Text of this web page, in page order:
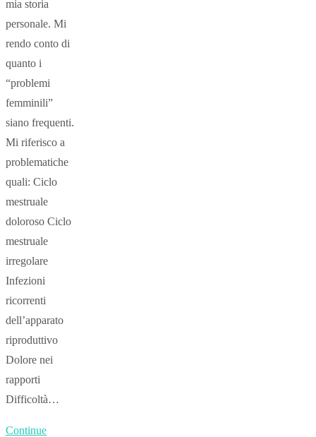
mia storia
personale. Mi
rendo conto di
quanto i
“problemi
femminili”
siano frequenti.
Mi riferisco a
problematiche
quali: Ciclo
mestruale
doloroso Ciclo
mestruale
irregolare
Infezioni
ricorrenti
dell’apparato
riproduttivo
Dolore nei
rapporti
Difficoltà…
Continue